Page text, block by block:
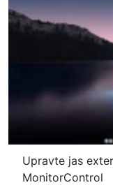
Upravte jas
MonitorControl